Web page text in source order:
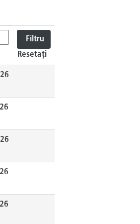
Resetați